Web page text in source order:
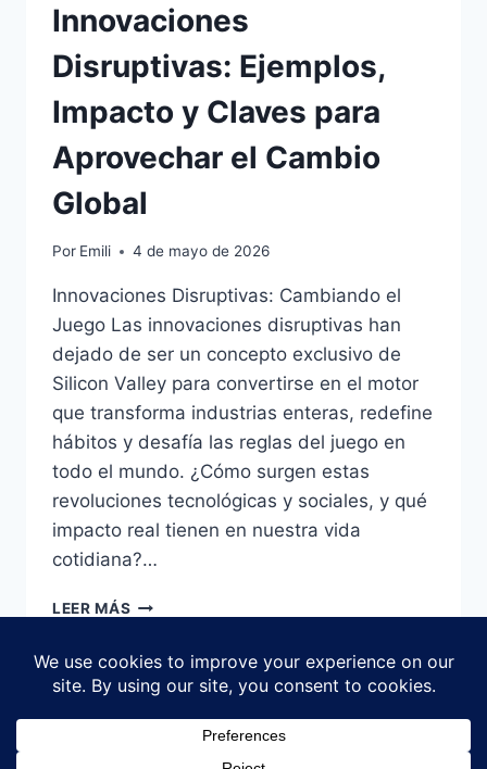
Innovaciones
Disruptivas: Ejemplos,
Impacto y Claves para
Aprovechar el Cambio
Global
Por Emili 4 de mayo de 2026
Innovaciones Disruptivas: Cambiando el
Juego Las innovaciones disruptivas han
dejado de ser un concepto exclusivo de
Silicon Valley para convertirse en el motor
que transforma industrias enteras, redefine
hábitos y desafía las reglas del juego en
todo el mundo. ¿Cómo surgen estas
revoluciones tecnológicas y sociales, y qué
impacto real tienen en nuestra vida
cotidiana?…
LEER MÁS INNOVACIONES
IMPACTO
Y
CLAVES
APROVECHAR